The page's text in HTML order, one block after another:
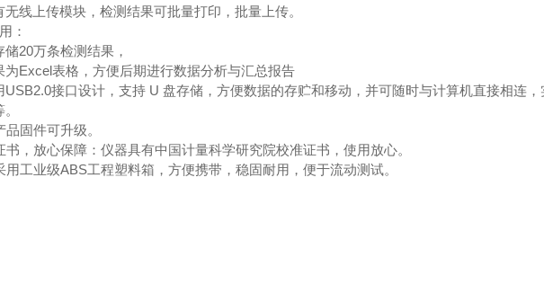
线上传模块，检测结果可批量打印，批量上传。
：
20万条检测结果，
Excel表格，方便后期进行数据分析与汇总报告
接口设计，支持 U 盘存储，方便数据的存贮和移动，并可随时与计算机直接相连
。
品固件可升级。
书，放心保障：仪器具有中国计量科学研究院校准证书，使用放心。
用工业级ABS工程塑料箱，方便携带，稳固耐用，便于流动测试。